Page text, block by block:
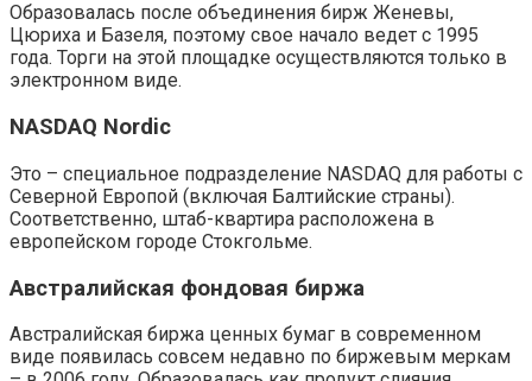
Образовалась после объединения бирж Женевы,
Цюриха и Базеля, поэтому свое начало ведет с 1995
года. Торги на этой площадке осуществляются только в
электронном виде.
NASDAQ Nordic
Это – специальное подразделение NASDAQ для работы с
Северной Европой (включая Балтийские страны).
Соответственно, штаб-квартира расположена в
европейском городе Стокгольме.
Австралийская фондовая биржа
Австралийская биржа ценных бумаг в современном
виде появилась совсем недавно по биржевым меркам